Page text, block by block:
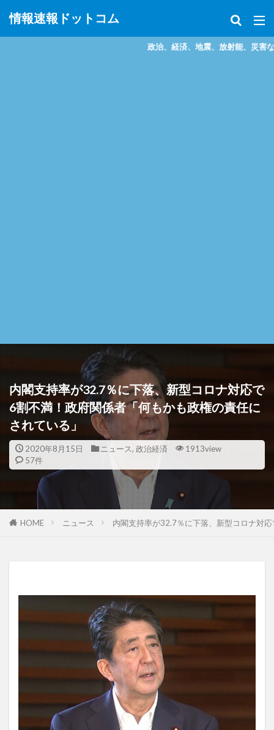
情報速報ドットコム
政治、経済、地震、放射能、災害などを中心に様々な
内閣支持率が32.7％に下落、新型コロナ対応で
6割不満！政府関係者「何もかも政権の責任に
されている」
2020年8月15日 ニュース, 政治経済
1913view
57件
HOME ニュース 内閣支持率が32.7％に下落、新型コロナ対